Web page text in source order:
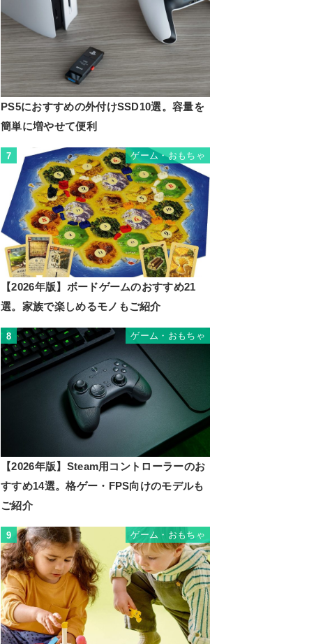
PS5におすすめの外付けSSD10選。容量を
簡単に増やせて便利
7 ゲーム・おもちゃ
【2026年版】ボードゲームのおすすめ21
選。家族で楽しめるモノもご紹介
8 ゲーム・おもちゃ
【2026年版】Steam用コントローラーのお
すすめ14選。格ゲー・FPS向けのモデルも
ご紹介
9 ゲーム・おもちゃ